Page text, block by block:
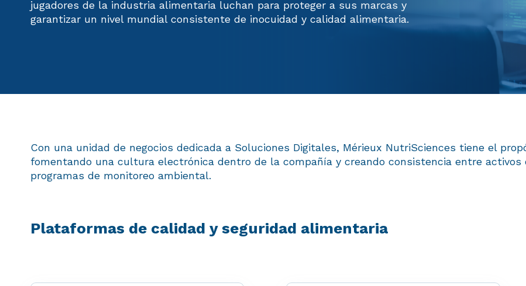
jugadores de la industria alimentaria luchan para proteger a sus marcas y
garantizar un nivel mundial consistente de inocuidad y calidad alimentaria.
Con una unidad de negocios dedicada a Soluciones Digitales, Mérieux NutriSciences tiene el
fomentando una cultura electrónica dentro de la compañía y creando consistencia entre
programas de monitoreo ambiental.
Plataformas de calidad y seguridad alimentaria